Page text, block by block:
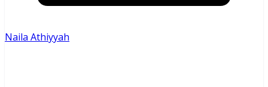
Naila Athiyyah